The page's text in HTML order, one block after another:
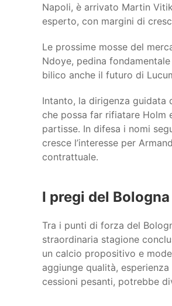
Napoli, è arrivato Martin
esperto, con margini di
Le prossime mosse del
Ndoye, pedina
bilico anche il futuro di
Intanto, la dirigenza guidata
che possa far rifiatare Holm
partisse. In difesa i nomi
cresce l’interesse per
contrattuale.
I pregi del Bologna
Tra i punti di forza del
straordinaria stagione
un calcio propositivo e
aggiunge qualità,
cessioni pesanti, potrebbe